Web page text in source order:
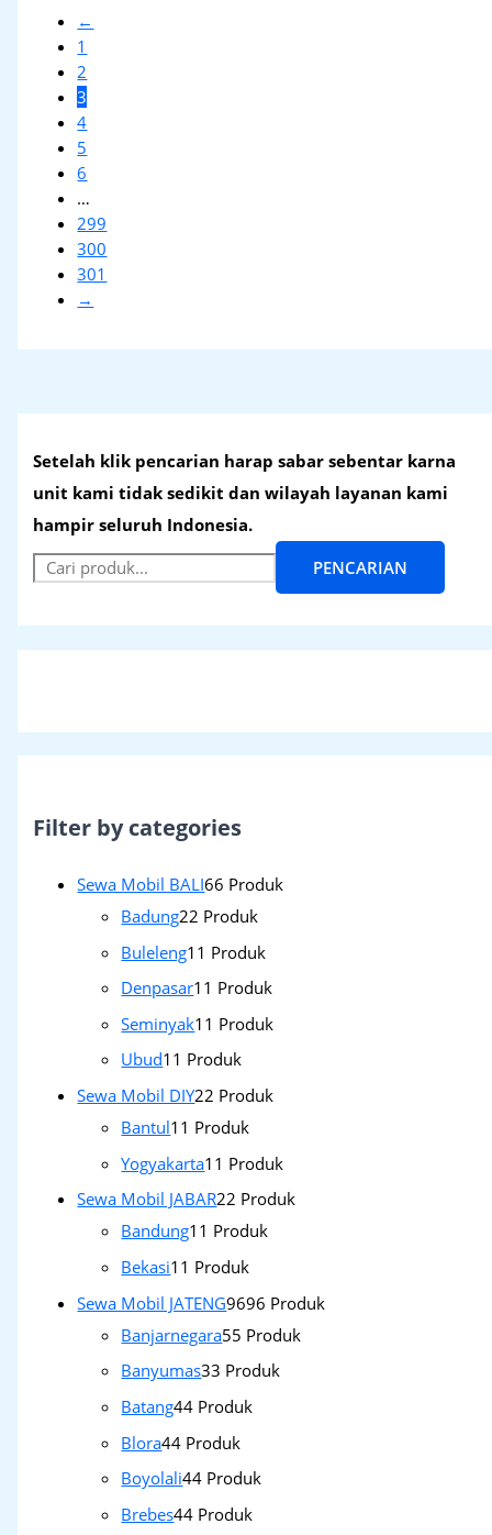
Setelah klik pencarian harap sabar sebentar karna
unit kami tidak sedikit dan wilayah layanan kami
hampir seluruh Indonesia.
PENCARIAN
Filter by categories
Sewa Mobil BALI66 Produk
Badung22 Produk
Buleleng1 1 Produk
Denpasar1 1 Produk
Seminyak1 1 Produk
Ubud1 1 Produk
Sewa Mobil DIY22 Produk
Bantul1 1 Produk
Yogyakarta1 1 Produk
Sewa Mobil JABAR22 Produk
Bandung1 1 Produk
Bekasi1 1 Produk
Sewa Mobil JATENG9696 Produk
Banjarnegara55 Produk
Banyumas33 Produk
Batang44 Produk
Blora44 Produk
Boyolali44 Produk
Brebes44 Produk
←
1
2
3
4
5
6
…
299
300
301
→